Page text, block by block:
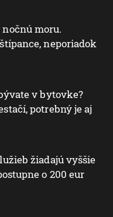
moru.
neporiadok
v bytovke?
potrebný je aj
žiadajú vyššie
o 200 eur